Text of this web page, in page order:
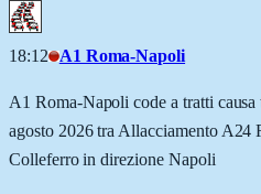
18:12 A1 Roma-Napoli
A1 Roma-Napoli code a tratti
agosto 2026 tra Allacciamento A24
Colleferro in direzione Napoli